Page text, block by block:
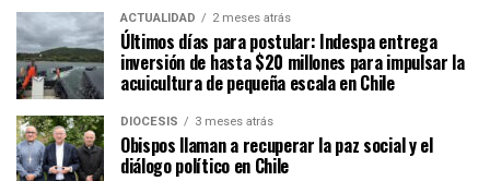
ACTUALIDAD 2 meses atrás
Últimos días para postular: Indespa entrega
inversión de hasta $20 millones para impulsar la
acuicultura de pequeña escala en Chile
DIÓCESIS 3 meses atrás
Obispos llaman a recuperar la paz social y el
diálogo político en Chile